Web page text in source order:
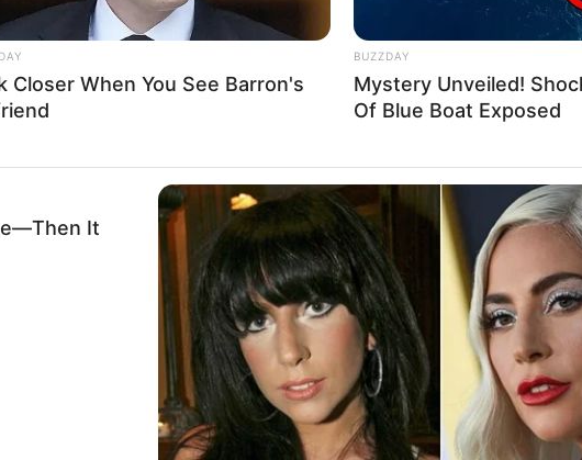
Closer When You See Barron's
BUZZDAY
Mystery Unveiled!
Of Blue Boat Exposed
It